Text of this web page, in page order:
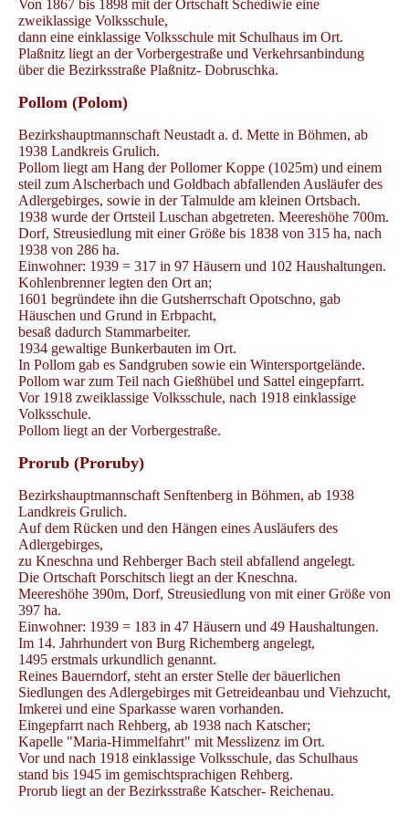
Von 1867 bis 1898 mit der Ortschaft Schediwie eine
zweiklassige Volksschule,
dann eine einklassige Volksschule mit Schulhaus im Ort.
Plaßnitz liegt an der Vorbergestraße und Verkehrsanbindung
über die Bezirksstraße Plaßnitz- Dobruschka.
Pollom (Polom)
Bezirkshauptmannschaft Neustadt a. d. Mette in Böhmen, ab
1938 Landkreis Grulich.
Pollom liegt am Hang der Pollomer Koppe (1025m) und einem
steil zum Alscherbach und Goldbach abfallenden Ausläufer des
Adlergebirges, sowie in der Talmulde am kleinen Ortsbach.
1938 wurde der Ortsteil Luschan abgetreten. Meereshöhe 700m.
Dorf, Streusiedlung mit einer Größe bis 1838 von 315 ha, nach
1938 von 286 ha.
Einwohner: 1939 = 317 in 97 Häusern und 102 Haushaltungen.
Kohlenbrenner legten den Ort an;
1601 begründete ihn die Gutsherrschaft Opotschno, gab
Häuschen und Grund in Erbpacht,
besaß dadurch Stammarbeiter.
1934 gewaltige Bunkerbauten im Ort.
In Pollom gab es Sandgruben sowie ein Wintersportgelände.
Pollom war zum Teil nach Gießhübel und Sattel eingepfarrt.
Vor 1918 zweiklassige Volksschule, nach 1918 einklassige
Volksschule.
Pollom liegt an der Vorbergestraße.
Prorub (Proruby)
Bezirkshauptmannschaft Senftenberg in Böhmen, ab 1938
Landkreis Grulich.
Auf dem Rücken und den Hängen eines Ausläufers des
Adlergebirges,
zu Kneschna und Rehberger Bach steil abfallend angelegt.
Die Ortschaft Porschitsch liegt an der Kneschna.
Meereshöhe 390m, Dorf, Streusiedlung von mit einer Größe von
397 ha.
Einwohner: 1939 = 183 in 47 Häusern und 49 Haushaltungen.
Im 14. Jahrhundert von Burg Richemberg angelegt,
1495 erstmals urkundlich genannt.
Reines Bauerndorf, steht an erster Stelle der bäuerlichen
Siedlungen des Adlergebirges mit Getreideanbau und Viehzucht,
Imkerei und eine Sparkasse waren vorhanden.
Eingepfarrt nach Rehberg, ab 1938 nach Katscher;
Kapelle "Maria-Himmelfahrt" mit Messlizenz im Ort.
Vor und nach 1918 einklassige Volksschule, das Schulhaus
stand bis 1945 im gemischtsprachigen Rehberg.
Prorub liegt an der Bezirksstraße Katscher- Reichenau.